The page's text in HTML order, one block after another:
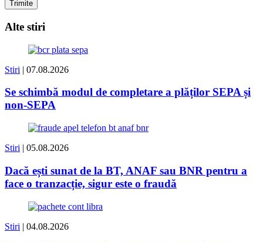
Alte stiri
Stiri | 07.08.2026
Se schimbă modul de completare a plăților SEPA și
non-SEPA
Stiri | 05.08.2026
Dacă ești sunat de la BT, ANAF sau BNR pentru a
face o tranzacție, sigur este o fraudă
Stiri | 04.08.2026